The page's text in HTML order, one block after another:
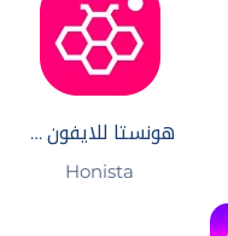
هونستا للايفون 2026
Honista